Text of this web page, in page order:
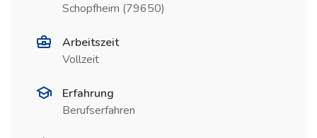
Schopfheim (79650)
Arbeitszeit
Vollzeit
Erfahrung
Berufserfahren